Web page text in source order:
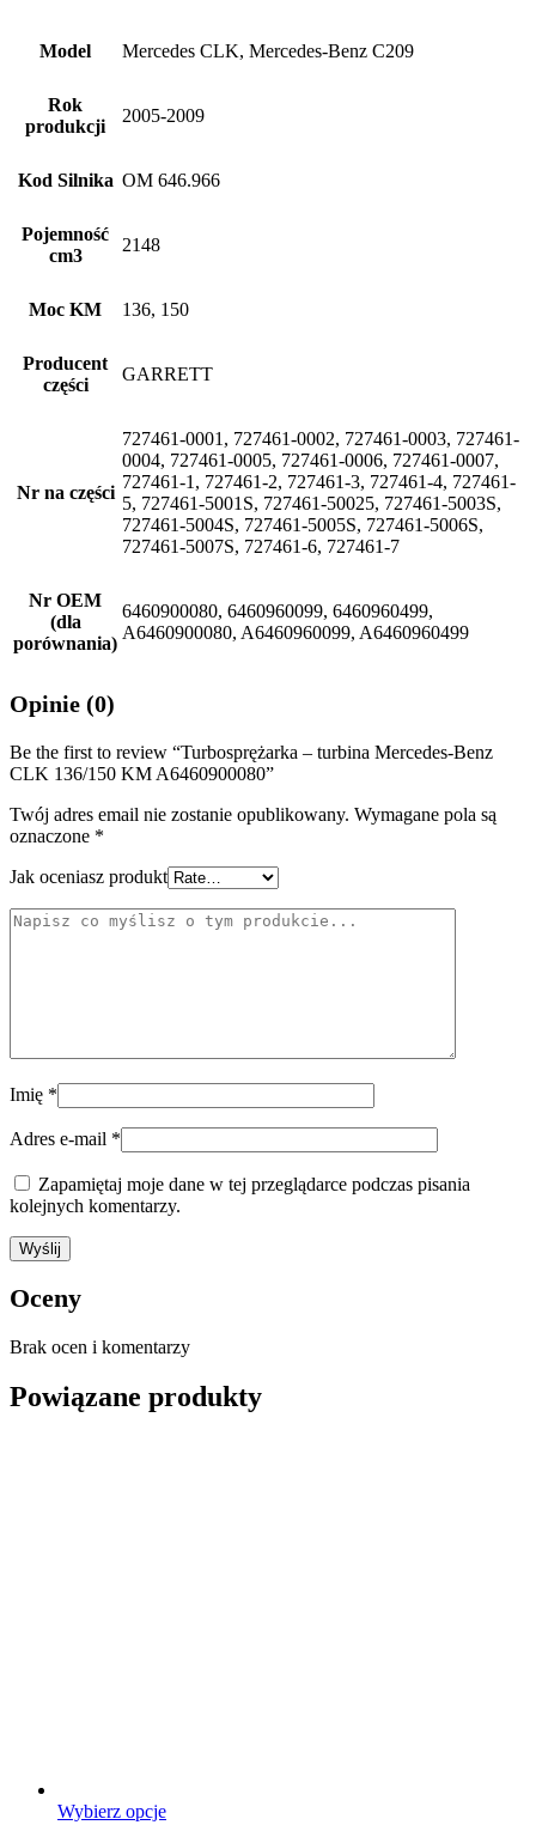
Model Mercedes CLK, Mercedes-Benz C209
Rok
produkcji
2005-2009
Kod Silnika OM 646.966
Pojemność
cm3
2148
Moc KM 136, 150
Producent
części
GARRETT
Nr na części
727461-0001, 727461-0002, 727461-0003, 727461-
0004, 727461-0005, 727461-0006, 727461-0007,
727461-1, 727461-2, 727461-3, 727461-4, 727461-
5, 727461-5001S, 727461-50025, 727461-5003S,
727461-5004S, 727461-5005S, 727461-5006S,
727461-5007S, 727461-6, 727461-7
Nr OEM
(dla
porównania)
6460900080, 6460960099, 6460960499,
A6460900080, A6460960099, A6460960499
Opinie (0)
Be the first to review “Turbosprężarka – turbina Mercedes-Benz
CLK 136/150 KM A6460900080”
Twój adres email nie zostanie opublikowany. Wymagane pola są
oznaczone *
Jak oceniasz produkt
Imię *
Adres e-mail *
Zapamiętaj moje dane w tej przeglądarce podczas pisania
kolejnych komentarzy.
Oceny
Brak ocen i komentarzy
Powiązane produkty
Wybierz opcjeTen